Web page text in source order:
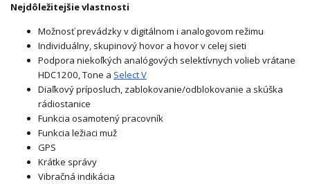
Nejdôležitejšie vlastnosti
Možnosť prevádzky v digitálnom i analogovom režimu
Individuálny, skupinový hovor a hovor v celej sieti
Podpora niekoľkých analógových selektívnych volieb vrátane
HDC1200, Tone a Select V
Diaľkový príposluch, zablokovanie/odblokovanie a skúška
rádiostanice
Funkcia osamotený pracovník
Funkcia ležiaci muž
GPS
Krátke správy
Vibračná indikácia